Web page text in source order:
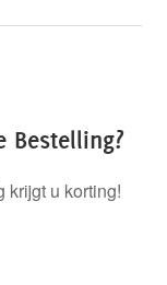
Bestelling?
krijgt u korting!